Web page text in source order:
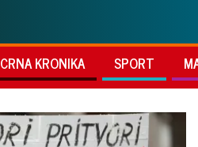
CRNA KRONIKA SPORT